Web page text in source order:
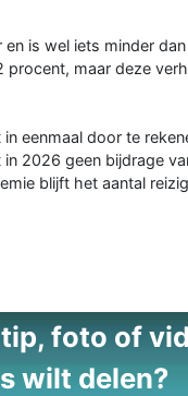
is wel iets minder
maar deze
eenmaal door te
2026 geen bijdrage
blijft het aantal
foto of
wilt delen?